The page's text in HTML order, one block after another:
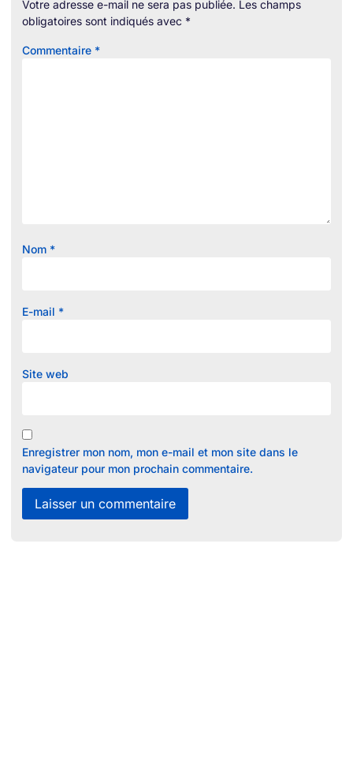
Votre adresse e-mail ne sera pas publiée. Les champs
obligatoires sont indiqués avec *
Commentaire *
Nom *
E-mail *
Site web
Enregistrer mon nom, mon e-mail et mon site dans le
navigateur pour mon prochain commentaire.